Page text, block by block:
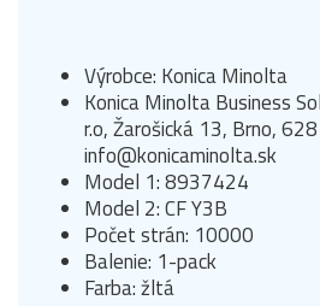
Výrobce: Konica Minolta
Konica Minolta Business
r.o, Žarošická 13, Brno,
info@konicaminolta.sk
Model 1: 8937424
Model 2: CF Y3B
Počet strán: 10000
Balenie: 1-pack
Farba: žltá